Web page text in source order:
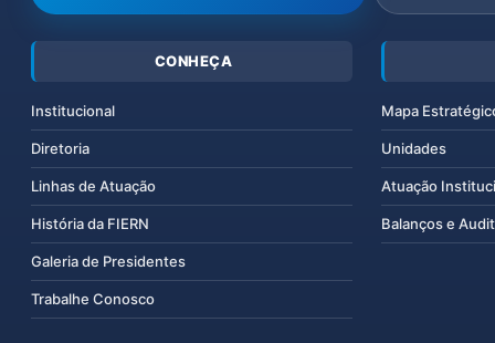
CONHEÇA
Institucional
Diretoria
Linhas de Atuação
História da FIERN
Galeria de Presidentes
Trabalhe Conosco
Mapa
Unidades
Atuação
Balanços e